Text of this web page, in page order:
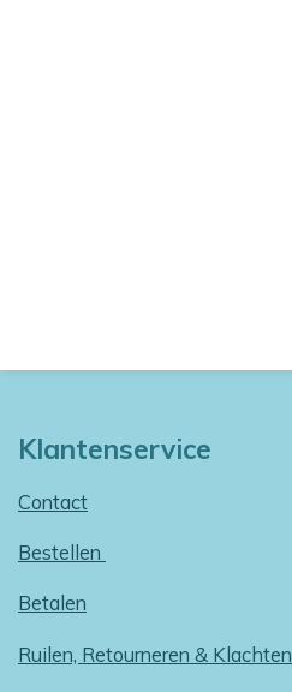
Klantenservice
Contact
Bestellen
Betalen
Ruilen, Retourneren & Klachten